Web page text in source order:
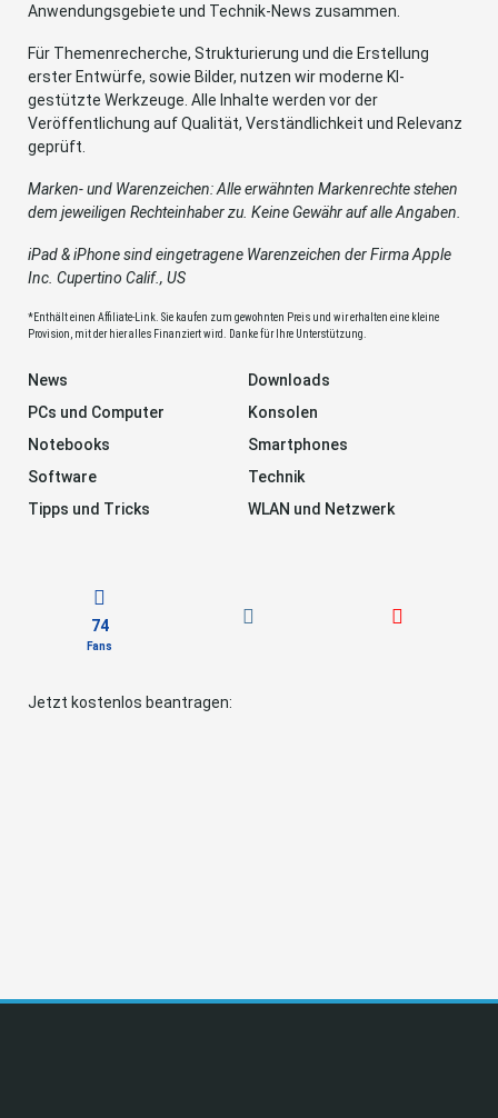
Anwendungsgebiete und Technik-News zusammen.
Für Themenrecherche, Strukturierung und die Erstellung
erster Entwürfe, sowie Bilder, nutzen wir moderne KI-
gestützte Werkzeuge. Alle Inhalte werden vor der
Veröffentlichung auf Qualität, Verständlichkeit und Relevanz
geprüft.
Marken- und Warenzeichen: Alle erwähnten Markenrechte stehen
dem jeweiligen Rechteinhaber zu. Keine Gewähr auf alle Angaben.
iPad & iPhone sind eingetragene Warenzeichen der Firma Apple
Inc. Cupertino Calif., US
*Enthält einen Affiliate-Link. Sie kaufen zum gewohnten Preis und wir erhalten eine kleine
Provision, mit der hier alles Finanziert wird. Danke für Ihre Unterstützung.
News
Downloads
PCs und Computer
Konsolen
Notebooks
Smartphones
Software
Technik
Tipps und Tricks
WLAN und Netzwerk
74
Fans
Jetzt kostenlos beantragen: